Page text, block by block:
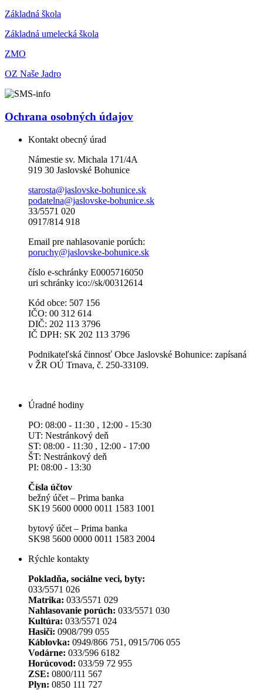
Základná škola
Základná umelecká škola
ZMO
OZ Naše Jadro
Ochrana osobných údajov
Kontakt obecný úrad
Námestie sv. Michala 171/4A
919 30 Jaslovské Bohunice
starosta@jaslovske-bohunice.sk
podatelna@jaslovske-bohunice.sk
33/5571 020
0917/814 918
Email pre nahlasovanie porúch:
poruchy@jaslovske-bohunice.sk
číslo e-schránky E0005716050
uri schránky ico://sk/00312614
Kód obce: 507 156
IČO: 00 312 614
DIČ: 202 113 3796
IČ DPH: SK 202 113 3796
Podnikateľská činnosť Obce Jaslovské Bohunice: zapísaná
v ŽR OÚ Trnava, č. 250-33109.
Úradné hodiny
PO: 08:00 - 11:30 , 12:00 - 15:30
UT: Nestránkový deň
ST: 08:00 - 11:30 , 12:00 - 17:00
ŠT: Nestránkový deň
PI: 08:00 - 13:30
Čísla účtov
bežný účet – Prima banka
SK19 5600 0000 0011 1583 1001
bytový účet – Prima banka
SK98 5600 0000 0011 1583 2004
Rýchle kontakty
Pokladňa, sociálne veci, byty:
033/5571 026
Matrika: 033/5571 029
Nahlasovanie porúch: 033/5571 030
Kultúra: 033/5571 024
Hasiči: 0908/799 055
Káblovka: 0949/866 751, 0915/706 055
Vodárne: 033/596 6182
Horúcovod: 033/59 72 955
ZSE: 0800/111 567
Plyn: 0850 111 727